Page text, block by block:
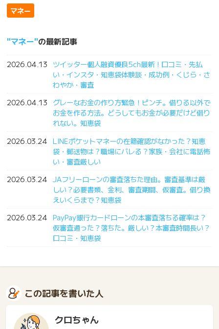
マネー
マネー の最新記事
2026.04.13
ツイッター個人融資優良5ch最新！口コミ・先払
い・インスタ・知恵袋体験談・成功例・くじら・さ
わやか・審査
2026.04.13
グレーなお金の作り方緊急！ピンチ。借りる以外で
お金を作る方法。どうしてもお金が必要だけど借り
れない。知恵袋
2026.03.24 LINEポケットマネーの在籍確認がなかった？知恵
袋・郵送物は？職場にバレる？家族・会社に電話怖
い・審査厳しい
2026.03.24 JAフリーローンの審査落ちた理由。審査基準は厳
しい？必要書類、金利、審査期間、仮審査。借り換
えいくらまで？知恵袋
2026.03.24 PayPay銀行カードローンの本審査落ちる確率は？
仮審査通った？落ちた。厳しい？本審査時間長い？
口コミ・知恵袋
この記事を書いた人
クロちゃん